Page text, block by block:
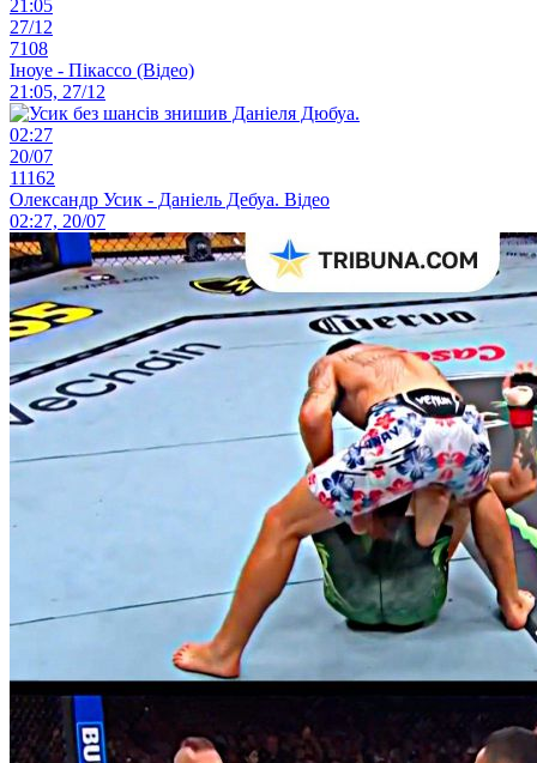
21:05
27/12
7108
Іноуе - Пікассо (Відео)
21:05, 27/12
02:27
20/07
11162
Олександр Усик - Даніель Дебуа. Відео
02:27, 20/07